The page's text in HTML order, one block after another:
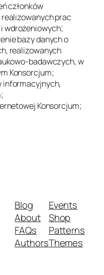
członków
prac
wdrożeniowych;
bazy danych o
realizowanych
badawczych, w
Konsorcjum;
informacyjnych,
Konsorcjum;
Blog
About
FAQs
Authors
Events
Shop
Patterns
Themes